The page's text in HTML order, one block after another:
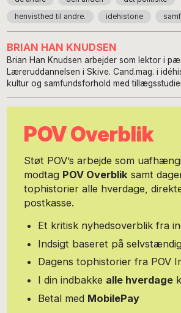
henvisthed til andre. idehistorie
BRIAN HAN KNUDSEN
Brian Han Knudsen arbejder som lektor i
Læreruddannelsen i Skive. Cand.mag. i
kultur og samfundsforhold med
oplysnings- og metafysikkritik. Engageret i
læreruddannelsen, herunder
almen dannelse/kristendom/livsoplysning/
pædagogisk dømmekraft og autonomi,
arbejdspladskultur og -miljø. De faglige
om bl.a. religionspsykologi og -sociologi,
erfarings- og kropsfænomenologi i
perspektiv. Forskningserfaringer med
nævnte felter.
POV Overblik
Støt POV’s arbejde som
modtag POV Overbliksamt
tophistorier alle hverdage,
postkasse.
Et kritisk nyhedsoverblik fra
Indsigt baseret på
Dagens tophistorier fra POV
I din indbakke alle hverdage
Betal med MobilePay